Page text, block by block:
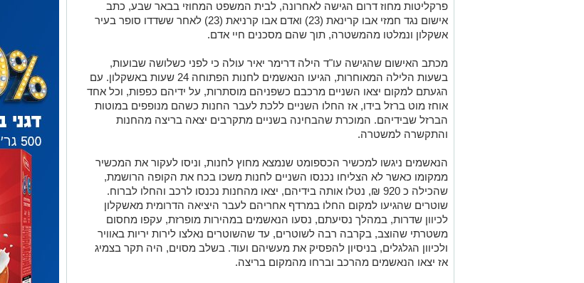
פרקליטות מחוז דרום הגישה לאחרונה, לבית המשפט המחוזי בבאר שבע, כתב
אישום נגד חמזי אבו קרינאת (23) ואדם אבו קרניאת (23) לאחר ששדדו סופר בעיר
אשקלון ונמלטו מהמשטרה, תוך שהם מסכנים חיי אדם.
מכתב האישום שהגישה עו"ד הילה דרימר יאיר עולה כי לפני כשלושה שבועות,
בשעות הלילה המאוחרות, הגיעו הנאשמים לחנות הפתוחה 24 שעות באשקלון. עם
הגעתם למקום יצאו השניים מרכבם כשפניהם מוסתרות, על ידיהם כפפות, וכל אחד
אוחז מוט ברזל בידו, אז החלו השניים ללכת לעבר החנות כשהם מנופפים במוטות
הברזל שבידיהם. המוכרת שהבחינה בשניים מתקרבים יצאה בריצה מהחנות
והתקשרה למשטרה.
הנאשמים ניגשו למכשיר הכספומט שנמצא מחוץ לחנות, וניסו לעקור את המכשיר
ממקומו כאשר לא הצליחו נכנסו השניים לחנות משכו בכח את הקופה הרושמת,
שהכילה כ 920 ₪, נטלו אותה בידיהם, יצאו מהחנות נכנסו לרכב והחלו לברוח.
שוטרים שהגיעו למקום החלו במרדף אחריהם לעבר היציאה הדרומית מאשקלון
לכיוון שדרות, במהלך נסיעתם, נסעו הנאשמים במהירות מופרזת, עקפו מחסום
משטרתי שהוצב, בקרבה רבה לשוטרים, עד שהשוטרים נאלצו לירות יריות באוויר
ולכיוון הגלגלים, בניסיון להפסיק את מעשיהם ועוד. בשלב מסוים, היה תקר בצמיג
אז יצאו הנאשמים מהרכב וברחו מהמקום בריצה.